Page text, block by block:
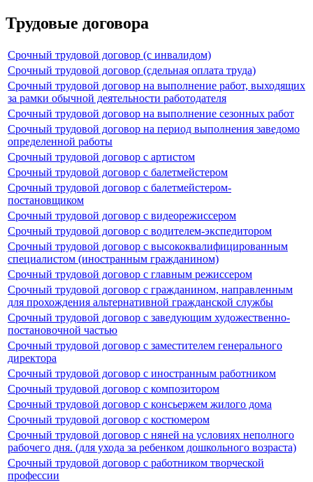
Трудовые договора
Срочный трудовой договор (с инвалидом)
Срочный трудовой договор (сдельная оплата труда)
Срочный трудовой договор на выполнение работ, выходящих
за рамки обычной деятельности работодателя
Срочный трудовой договор на выполнение сезонных работ
Срочный трудовой договор на период выполнения заведомо
определенной работы
Срочный трудовой договор с артистом
Срочный трудовой договор с балетмейстером
Срочный трудовой договор с балетмейстером-
постановщиком
Срочный трудовой договор с видеорежиссером
Срочный трудовой договор с водителем-экспедитором
Срочный трудовой договор с высококвалифицированным
специалистом (иностранным гражданином)
Срочный трудовой договор с главным режиссером
Срочный трудовой договор с гражданином, направленным
для прохождения альтернативной гражданской службы
Срочный трудовой договор с заведующим художественно-
постановочной частью
Срочный трудовой договор с заместителем генерального
директора
Срочный трудовой договор с иностранным работником
Срочный трудовой договор с композитором
Срочный трудовой договор с консьержем жилого дома
Срочный трудовой договор с костюмером
Срочный трудовой договор с няней на условиях неполного
рабочего дня. (для ухода за ребенком дошкольного возраста)
Срочный трудовой договор с работником творческой
профессии